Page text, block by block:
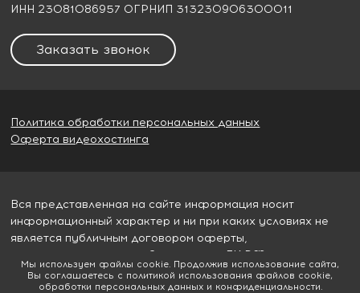
ИНН 23081086957 ОГРНИП 313230906300011
Заказать звонок
Политика обработки персональных данных
Оферта видеохостинга
Вся представленная на сайте информация носит
информационный характер и ни при каких условиях не
является публичным договором оферты,
определяемым пунктом 2 статьи 437 ГК РФ
© 2026Гудвилл строй
Мы используем файлы cookie. Продолжив использование сайта,
Вы соглашаетесь с политикой использования файлов cookie,
обработки персональных данных и конфиденциальности.